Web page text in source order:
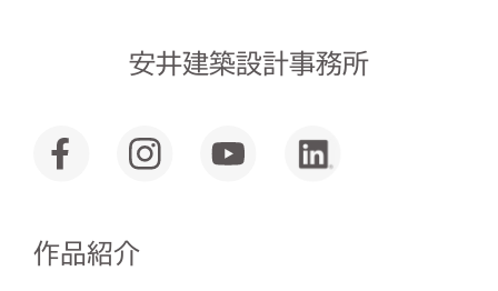
安井建築設計事務所
作品紹介